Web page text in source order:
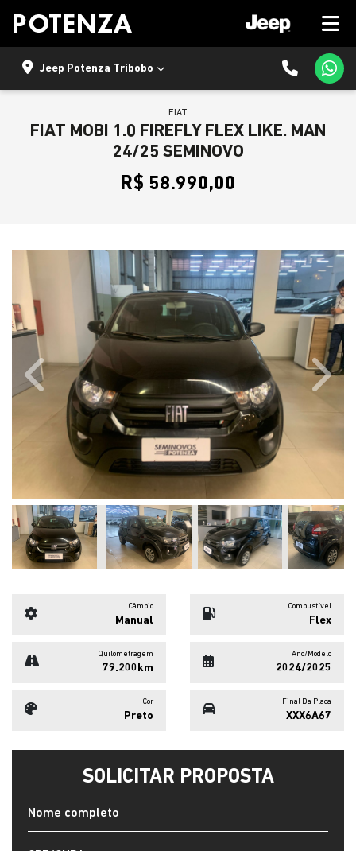
Jeep Potenza Tribobo
FIAT
FIAT MOBI 1.0 FIREFLY FLEX LIKE. MAN
24/25 SEMINOVO
R$ 58.990,00
Previous Next
Câmbio
Manual
Combustível
Flex
Quilometragem
79.200km
Ano/Modelo
2024/2025
Cor
Preto
Final Da Placa
XXX6A67
SOLICITAR PROPOSTA